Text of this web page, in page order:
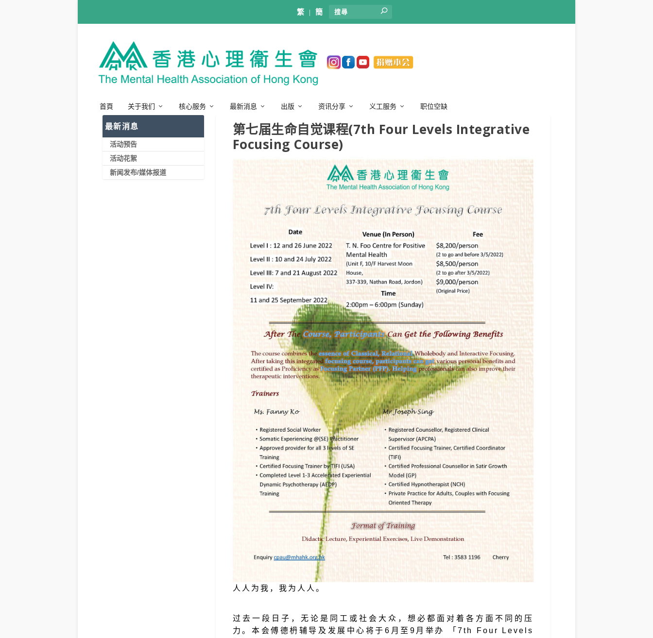
繁 |簡
首頁 关于我们 核心服务 最新消息 出版 资讯分享 义工服务 职位空缺
第七届生命自觉课程(7th Four Levels Integrative
Focusing Course)
人人为我，我为人人。
过去一段日子，无论是同工或社会大众，想必都面对着各方面不同的压
力。本会傅德枬辅导及发展中心将于6月至9月举办 「7th
Four Levels
最新消息
活动预告
活动花絮
新闻发布/媒体报道